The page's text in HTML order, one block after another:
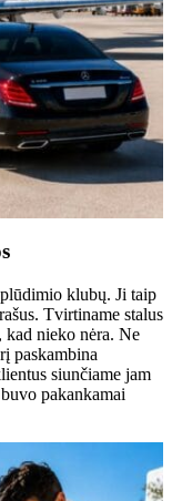
klubų. Ji taip
Tvirtiname stalus
kad nieko nėra. Ne
paskambina
siunčiame jam
pakankamai